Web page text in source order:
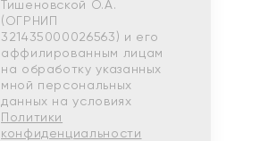
Тишеновской О.А.
(ОГРНИП
321435000026563) и его
аффилированным лицам
на обработку указанных
мной персональных
данных на условиях
Политики
конфиденциальности